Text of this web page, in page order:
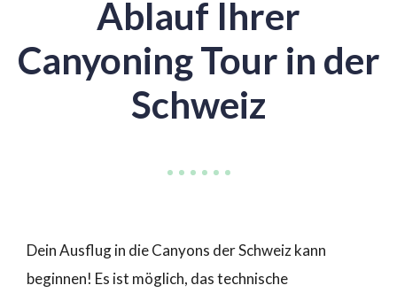
Ablauf Ihrer
Canyoning Tour in der
Schweiz
Dein Ausflug in die Canyons der Schweiz kann
beginnen! Es ist möglich, das technische